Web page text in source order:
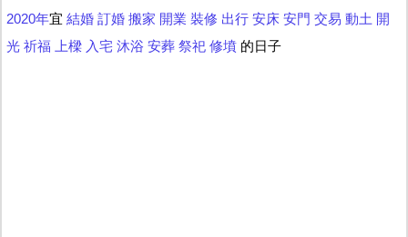
2020年宜 結婚 訂婚 搬家 開業 裝修 出行 安床 安門 交易 動土 開
光 祈福 上樑 入宅 沐浴 安葬 祭祀 修墳 的日子